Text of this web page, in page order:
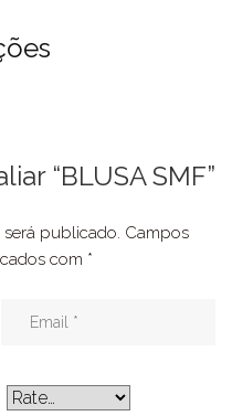
“BLUSA SMF”
publicado. Campos
com *